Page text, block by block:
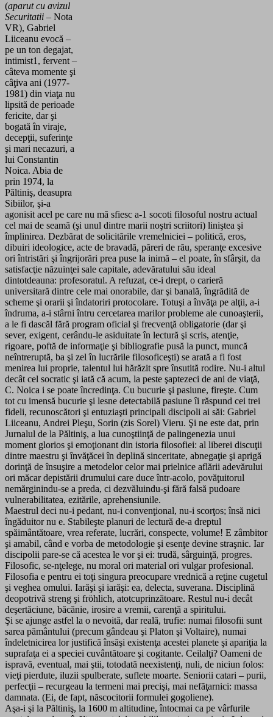
(aparut cu avizul
Securitatii – Nota
VR), Gabriel
Liiceanu evocă –
pe un ton degajat,
intimist1, fervent –
câteva momente şi
câţiva ani (1977-
1981) din viaţa nu
lipsită de perioade
fericite, dar şi
bogată în viraje,
decepţii, suferinţe
şi mari necazuri, a
lui Constantin
Noica. Abia de
prin 1974, la
Păltiniş, deasupra
Sibiilor, şi-a
agonisit acel pe care nu mă sfiesc a-1 socoti filosoful nostru actual
cel mai de seamă (şi unul dintre marii noştri scriitori) liniştea şi
împlinirea. Dezbărat de solicitările vremelniciei – politică, eros,
dibuiri ideologice, acte de bravadă, păreri de rău, speranţe excesive
ori întristări şi îngrijorări prea puse la inimă – el poate, în sfârşit, da
satisfacţie năzuinţei sale capitale, adevăratului său ideal
dintotdeauna: profesoratul. A refuzat, ce-i drept, o carieră
universitară dintre cele mai onorabile, dar şi banală, îngrădită de
scheme şi orarii şi îndatoriri protocolare. Totuşi a învăţa pe alţii, a-i
îndruma, a-i stârni întru cercetarea marilor probleme ale cunoaşterii,
a le fi dascăl fără program oficial şi frecvenţă obligatorie (dar şi
sever, exigent, cerându-le asiduitate în lectură şi scris, atenţie,
rigoare, poftă de informaţie şi bibliografie pusă la punct, muncă
neîntreruptă, ba şi zel în lucrările filosoficeşti) se arată a fi fost
menirea lui proprie, talentul lui hărăzit spre însutită rodire. Nu-i altul
decât cel socratic şi iată că acum, la peste şaptezeci de ani de viaţă,
C. Noica i se poate încredinţa. Cu bucurie şi pasiune, fireşte. Cum
tot cu imensă bucurie şi lesne detectabilă pasiune îi răspund cei trei
fideli, recunoscători şi entuziaşti principali discipoli ai săi: Gabriel
Liiceanu, Andrei Pleşu, Sorin (zis Sorel) Vieru. Şi ne este dat, prin
Jurnalul de la Păltiniş, a lua cunoştiinţă de palingenezia unui
moment glorios şi emoţionant din istoria filosofiei: al liberei discuţii
dintre maestru şi învăţăcei în deplină sinceritate, abnegaţie şi aprigă
dorinţă de însuşire a metodelor celor mai prielnice aflării adevărului
ori măcar depistării drumului care duce într-acolo, povăţuitorul
nemărginindu-se a preda, ci dezvăluindu-şi fără falsă pudoare
vulnerabilitatea, ezitările, aprehensiunile.
Maestrul deci nu-i pedant, nu-i convenţional, nu-i scorţos; însă nici
îngăduitor nu e. Stabileşte planuri de lectură de-a dreptul
spăimântătoare, vrea referate, lucrări, conspecte, volume! E zâmbitor
şi amabil, când e vorba de metodologie şi esenţe devine straşnic. Iar
discipolii pare-se că acestea le vor şi ei: trudă, sârguinţă, progres.
Filosofic, se-nţelege, nu moral ori material ori vulgar profesional.
Filosofia e pentru ei toţi singura preocupare vrednică a reţine cugetul
şi veghea omului. Iarăşi şi iarăşi: ea, delecta, suverana. Disciplină
deopotrivă streng şi fröhlich, atotcuprinzătoare. Restul nu-i decât
deşertăciune, băcănie, irosire a vremii, carenţă a spiritului.
Şi se ajunge astfel la o nevoită, dar reală, trufie: numai filosofii sunt
sarea pământului (precum gândeau şi Platon şi Voltaire), numai
îndeletnicirea lor justifică însăşi existenţa acestei planete şi apariţia la
suprafaţa ei a speciei cuvântătoare şi cogitante. Ceilalţi? Oameni de
ispravă, eventual, mai ştii, totodată neexistenţi, nuli, de niciun folos:
vieţi pierdute, iluzii spulberate, suflete moarte. Seniorii catari – purii,
perfecţii – recurgeau la termeni mai precişi, mai nefăţarnici: massa
damnata. (Ei, de fapt, născocitorii formulei gogoliene).
Aşa-i şi la Păltiniş, la 1600 m altitudine, întocmai ca pe vârfurile